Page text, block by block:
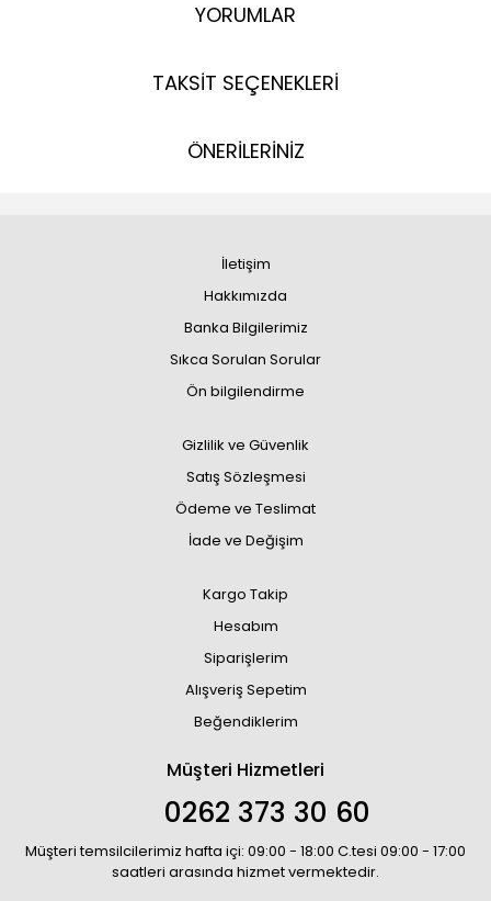
YORUMLAR
TAKSİT SEÇENEKLERİ
ÖNERİLERİNİZ
İletişim
Hakkımızda
Banka Bilgilerimiz
Sıkca Sorulan Sorular
Ön bilgilendirme
Gizlilik ve Güvenlik
Satış Sözleşmesi
Ödeme ve Teslimat
İade ve Değişim
Kargo Takip
Hesabım
Siparişlerim
Alışveriş Sepetim
Beğendiklerim
Müşteri Hizmetleri
0262 373 30 60
Müşteri temsilcilerimiz hafta içi: 09:00 - 18:00 C.tesi 09:00 - 17:00
saatleri arasında hizmet vermektedir.